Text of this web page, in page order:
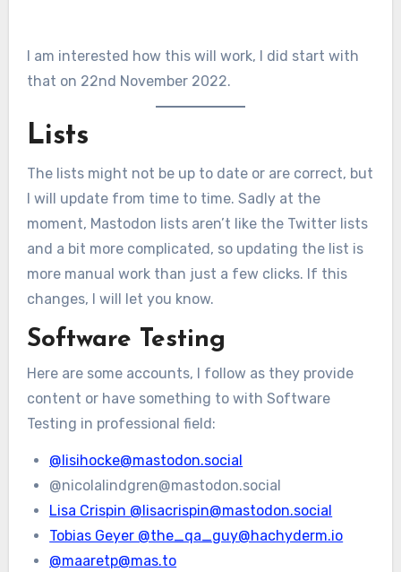
I am interested how this will work, I did start with
that on 22nd November 2022.
Lists
The lists might not be up to date or are correct, but
I will update from time to time. Sadly at the
moment, Mastodon lists aren’t like the Twitter lists
and a bit more complicated, so updating the list is
more manual work than just a few clicks. If this
changes, I will let you know.
Software Testing
Here are some accounts, I follow as they provide
content or have something to with Software
Testing in professional field:
@lisihocke@mastodon.social
@nicolalindgren@mastodon.social
Lisa Crispin @lisacrispin@mastodon.social
Tobias Geyer @the_qa_guy@hachyderm.io
@maaretp@mas.to